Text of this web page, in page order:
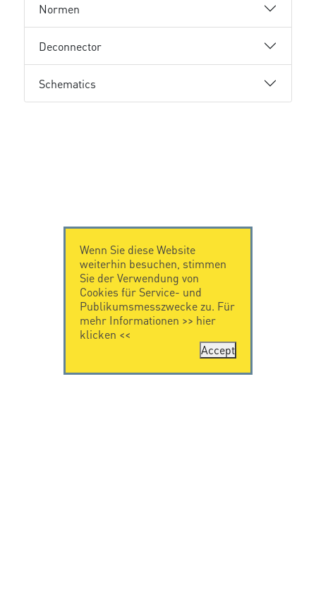
Normen
Deconnector
Schematics
Wenn Sie diese Website
weiterhin besuchen, stimmen
Sie der Verwendung von
Cookies für Service- und
Publikumsmesszwecke zu. Für
mehr Informationen >> hier
klicken <<
Accept